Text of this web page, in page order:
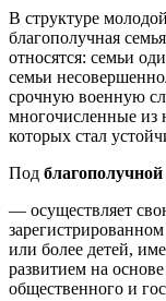
В структуре
благополучная
относятся: семьи
семьи
срочную военную
многочисленные из
которых стал
Под благополучной
— осуществляет
или более детей,
развитием на
общественного и